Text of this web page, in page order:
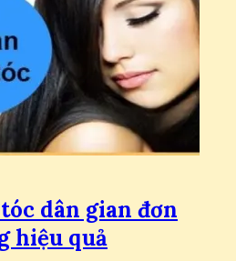
dân gian đơn
hiệu quả